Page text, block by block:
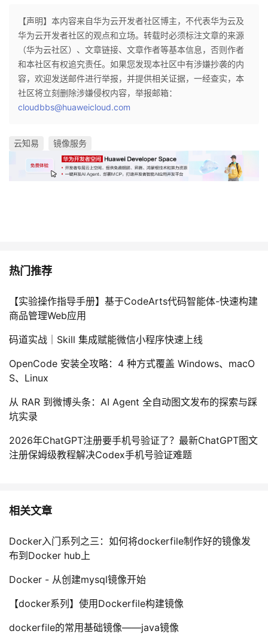
【声明】本内容来自华为云开发者社区博主，不代表华为云及
华为云开发者社区的观点和立场。转载时必须标注文章的来源
（华为云社区）、文章链接、文章作者等基本信息，否则作者
和本社区有权追究责任。如果您发现本社区中有涉嫌抄袭的内
容，欢迎发送邮件进行举报，并提供相关证据，一经查实，本
社区将立刻删除涉嫌侵权内容，举报邮箱：
cloudbbs@huaweicloud.com
云知易 镜像服务
热门推荐
【实验操作指导手册】基于CodeArts代码智能体-快速构建
商品管理Web应用
码道实战｜Skill 集成赋能微信小程序快速上线
OpenCode 安装全攻略：4 种方式覆盖 Windows、macO
S、Linux
从 RAR 到微博头条：AI Agent 全自动图文发布的探索与踩
坑实录
2026年ChatGPT注册要手机号验证了？最新ChatGPT图文
注册保姆级教程解决Codex手机号验证难题
相关文章
Docker入门系列之三：如何将dockerfile制作好的镜像发
布到Docker hub上
Docker - 从创建mysql镜像开始
【docker系列】使用Dockerfile构建镜像
dockerfile的常⽤基础镜像——java镜像